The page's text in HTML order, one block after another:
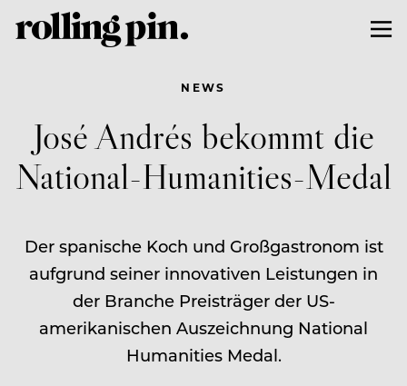
NEWS
José Andrés bekommt die
National-Humanities-Medal
Der spanische Koch und Großgastronom ist
aufgrund seiner innovativen Leistungen in
der Branche Preisträger der US-
amerikanischen Auszeichnung National
Humanities Medal.